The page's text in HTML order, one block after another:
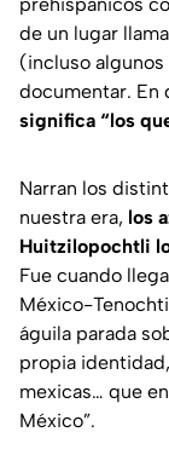
de un lugar
(incluso
documentar. En
significa “los
Narran los
nuestra era, los
Huitzilopochtli
Fue cuando
México-
águila parada
propia
mexicas… que
México”.